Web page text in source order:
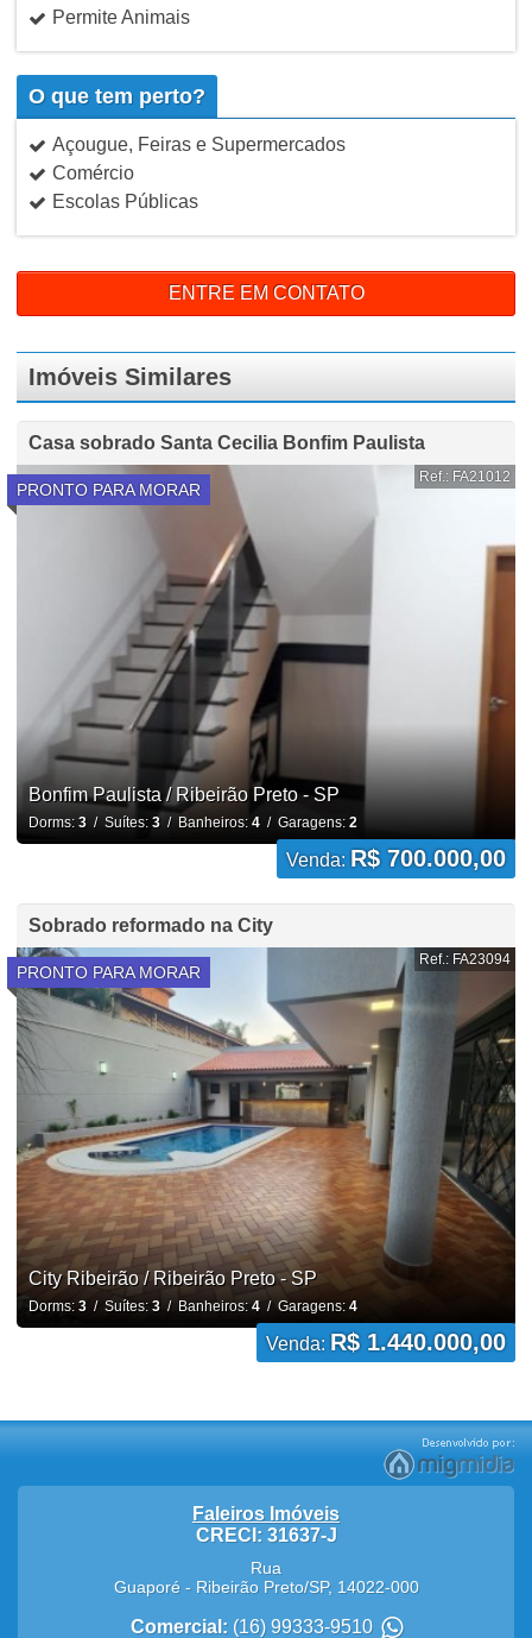
Permite Animais
O que tem perto?
Açougue, Feiras e Supermercados
Comércio
Escolas Públicas
ENTRE EM CONTATO
Imóveis Similares
Casa sobrado Santa Cecilia Bonfim Paulista
PRONTO PARA MORAR
Ref.: FA21012
Bonfim Paulista / Ribeirão Preto - SP
Dorms: 3/ Suítes: 3/ Banheiros: 4/ Garagens: 2
Venda: R$ 700.000,00
Sobrado reformado na City
PRONTO PARA MORAR
Ref.: FA23094
City Ribeirão / Ribeirão Preto - SP
Dorms: 3/ Suítes: 3/ Banheiros: 4/ Garagens: 4
Venda: R$ 1.440.000,00
Faleiros Imóveis
CRECI: 31637-J
Rua
Guaporé- Ribeirão Preto/SP, 14022-000
Comercial: (16) 99333-9510